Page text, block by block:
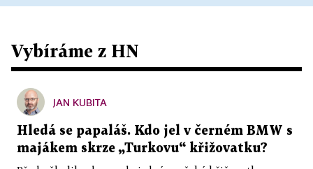
Vybíráme z HN
JAN KUBITA
Hledá se papaláš. Kdo jel v černém BMW s
majákem skrze „Turkovu“ křižovatku?